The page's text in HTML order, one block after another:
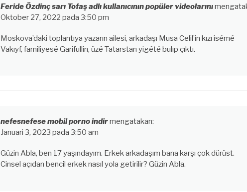
Feride Özdinç sarı Tofaş adlı kullanıcının popüler videolarını
Oktober 27, 2022 pada 3:50 pm
Moskova’daki toplantıya yazarın ailesi, arkadaşı Musa Celil’in kızı isémé
Vakıyf, familiyesé Garifullin, üzé Tatarstan yigété bulıp çıktı.
nefesnefese mobil porno indirmengatakan:
Januari 3, 2023 pada 3:50 am
Güzin Abla, ben 17 yaşındayım. Erkek arkadaşım bana karşı çok dürüst.
Cinsel açıdan bencil erkek nasıl yola getirilir? Güzin Abla.